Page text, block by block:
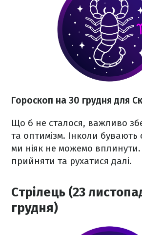
Гороскоп на 30 грудня для
Що б не сталося, важливо
та оптимізм. Інколи бувають
ми ніяк не можемо вплинути.
прийняти та рухатися далі.
Стрілець (23
грудня)